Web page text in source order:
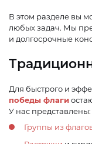
В этом разделе вы
любых задач. Мы
и долгосрочные
Для быстрого и
победы флаги
У нас представлены:
Группы из